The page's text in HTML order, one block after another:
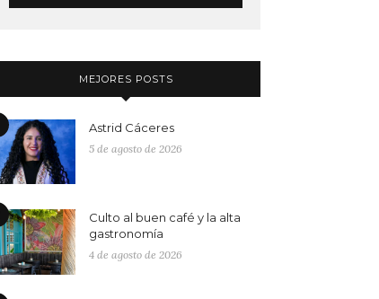
MEJORES POSTS
Astrid Cáceres
5 de agosto de 2026
Culto al buen café y la alta
gastronomía
4 de agosto de 2026